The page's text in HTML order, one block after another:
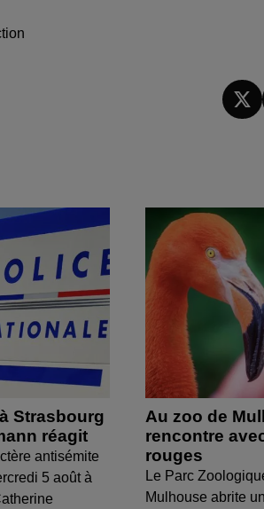
Strasbourg
réagit
antisémite
5 août à
Au zoo de
rencontre
rouges
Le Parc
Mulhouse abrite